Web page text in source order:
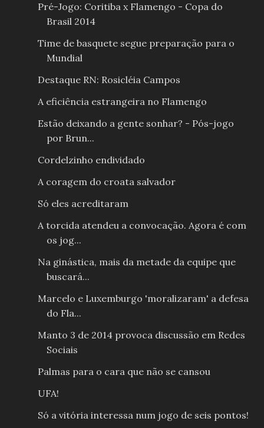
Pré-Jogo: Coritiba x Flamengo - Copa do
Brasil 2014
Time de basquete segue preparação para o
Mundial
Destaque RN: Rosicléia Campos
A eficiência estrangeira no Flamengo
Estão deixando a gente sonhar? - Pós-jogo
por Brun...
Cordelzinho endividado
A coragem do croata salvador
Só eles acreditaram
A torcida atendeu a convocação. Agora é com
os jog...
Na ginástica, mais da metade da equipe que
buscará...
Marcelo e Luxemburgo 'moralizaram' a defesa
do Fla...
Manto 3 de 2014 provoca discussão em Redes
Sociais
Palmas para o cara que não se cansou
UFA!
Só a vitória interessa num jogo de seis pontos!